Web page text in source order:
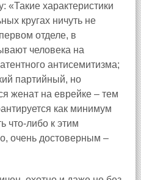
«Такие характеристики
кругах ничуть не
отделе, в
человека на
антисемитизма;
партийный, но
женат на еврейке – тем
как минимум
что‑либо к этим
очень достоверным –